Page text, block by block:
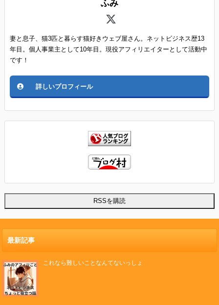
ふみ
妻と息子、猫3匹と暮らす猫好きウェブ屋さん。ネットビジネス歴13
年目。個人事業主として10年目。現役アフィリエイターとして活動中
です！
詳しいプロフィール
最新記事
これなら難しいことなんてないっしょ